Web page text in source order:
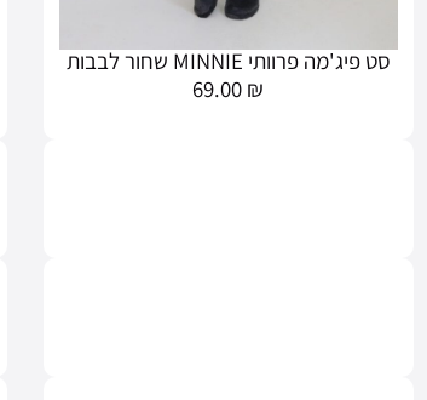
סט פיג'מה פרוותי MINNIE שחור לבבות
69.00 ₪